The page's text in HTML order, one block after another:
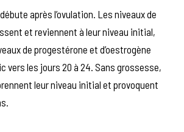
après l’ovulation. Les niveaux de
et reviennent à leur niveau initial,
de progestérone et d’oestrogène
vers les jours 20 à 24. Sans grossesse,
leur niveau initial et provoquent